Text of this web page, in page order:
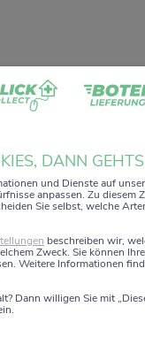
Kunde,
unser digitales
haben.
gefreut, Sie auf
zum 15. Januar
2026 stehen die
DANN
und Dienste auf
anpassen. Zu diesem
Sie selbst, welche
beschreiben wir,
Zweck. Sie können
Weitere Informationen
Dann willigen Sie mit